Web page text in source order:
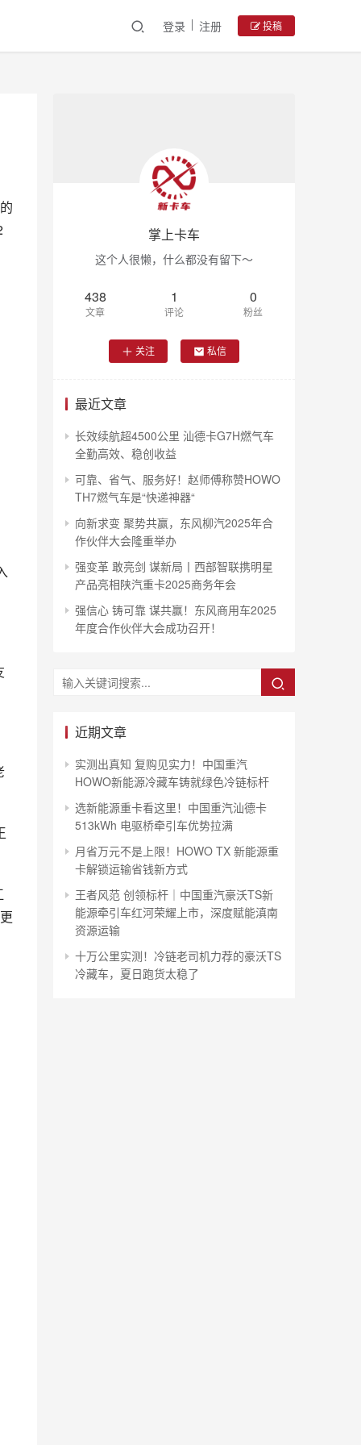
登录 注册 投稿
掌上卡车
这个人很懒，什么都没有留下～
438
文章
1
评论
0
粉丝
关注 私信
最近文章
长效续航超4500公里 汕德卡G7H燃气车
全勤高效、稳创收益
可靠、省气、服务好！赵师傅称赞HOWO
TH7燃气车是“快递神器“
向新求变 聚势共赢，东风柳汽2025年合
作伙伴大会隆重举办
强变革 敢亮剑 谋新局丨西部智联携明星
产品亮相陕汽重卡2025商务年会
强信心 铸可靠 谋共赢！东风商用车2025
年度合作伙伴大会成功召开！
近期文章
实测出真知 复购见实力！中国重汽
HOWO新能源冷藏车铸就绿色冷链标杆
选新能源重卡看这里！中国重汽汕德卡
513kWh 电驱桥牵引车优势拉满
月省万元不是上限！HOWO TX 新能源重
卡解锁运输省钱新方式
王者风范 创领标杆｜中国重汽豪沃TS新
能源牵引车红河荣耀上市，深度赋能滇南
资源运输
十万公里实测！冷链老司机力荐的豪沃TS
冷藏车，夏日跑货太稳了